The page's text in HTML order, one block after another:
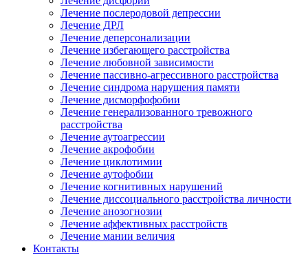
Лечение послеродовой депрессии
Лечение ДРЛ
Лечение деперсонализации
Лечение избегающего расстройства
Лечение любовной зависимости
Лечение пассивно-агрессивного расстройства
Лечение синдрома нарушения памяти
Лечение дисморфофобии
Лечение генерализованного тревожного
расстройства
Лечение аутоагрессии
Лечение акрофобии
Лечение циклотимии
Лечение аутофобии
Лечение когнитивных нарушений
Лечение диссоциального расстройства личности
Лечение анозогнозии
Лечение аффективных расстройств
Лечение мании величия
Контакты